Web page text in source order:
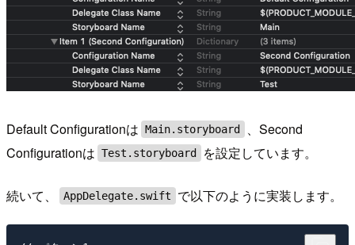
Default Configurationは Main.storyboard
、Second
Configurationは Test.storyboard を設定しています。
続いて、 AppDelegate.swift で以下のように実装します。